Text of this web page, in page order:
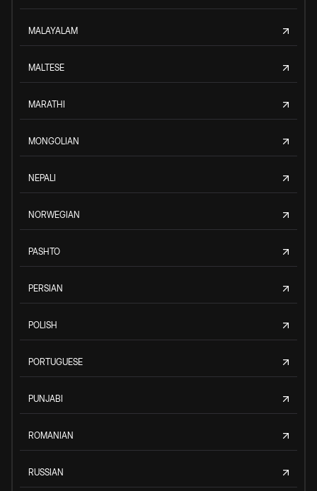
MALAYALAM
MALTESE
MARATHI
MONGOLIAN
NEPALI
NORWEGIAN
PASHTO
PERSIAN
POLISH
PORTUGUESE
PUNJABI
ROMANIAN
RUSSIAN